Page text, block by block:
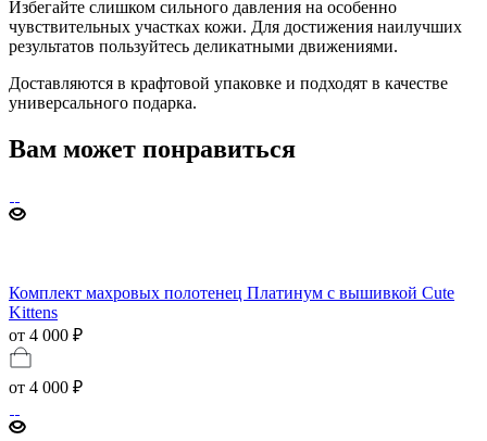
Избегайте слишком сильного давления на особенно
чувствительных участках кожи. Для достижения наилучших
результатов пользуйтесь деликатными движениями.
Доставляются в крафтовой упаковке и подходят в качестве
универсального подарка.
Вам может понравиться
Комплект махровых полотенец Платинум с вышивкой Cute
Kittens
от 4 000 ₽
от 4 000 ₽